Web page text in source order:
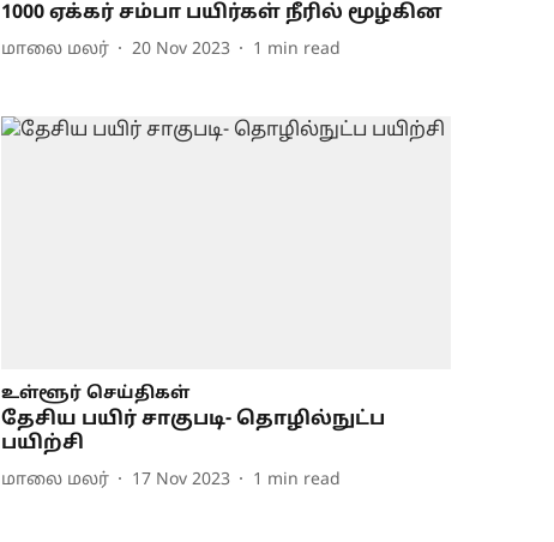
1000 ஏக்கர் சம்பா பயிர்கள் நீரில் மூழ்கின
மாலை மலர் 20 Nov 2023 1 min read
உள்ளூர் செய்திகள்
தேசிய பயிர் சாகுபடி- தொழில்நுட்ப
பயிற்சி
மாலை மலர் 17 Nov 2023 1 min read